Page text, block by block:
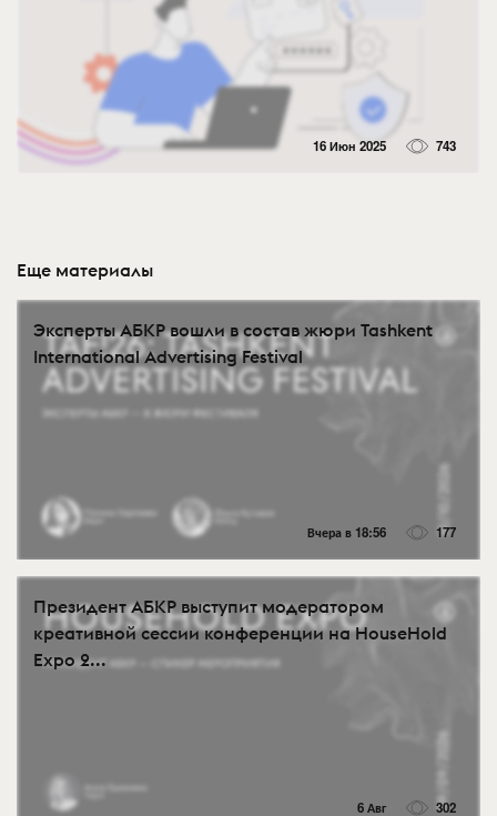
16 Июн 2025 743
Еще материалы
Эксперты АБКР вошли в состав жюри Tashkent
International Advertising Festival
Вчера в 18:56 177
Президент АБКР выступит модератором
креативной сессии конференции на HouseHold
Expo 2...
6 Авг 302